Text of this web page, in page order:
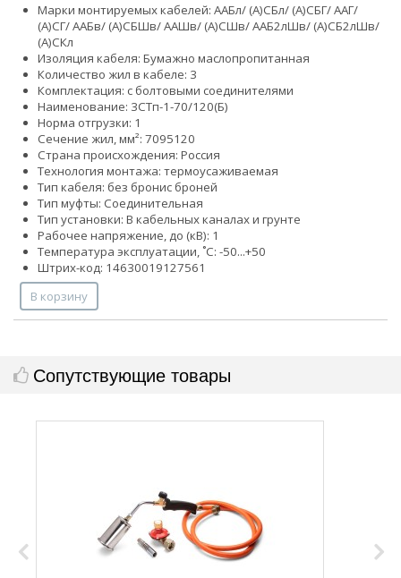
Марки монтируемых кабелей: ААБл/ (А)СБл/ (А)СБГ/ ААГ/
(А)СГ/ ААБв/ (А)СБШв/ ААШв/ (А)СШв/ ААБ2лШв/ (А)СБ2лШв/
(А)СКл
Изоляция кабеля: Бумажно маслопропитанная
Количество жил в кабеле: 3
Комплектация: с болтовыми соединителями
Наименование: 3СТп-1-70/120(Б)
Норма отгрузки: 1
Сечение жил, мм²: 7095120
Страна происхождения: Россия
Технология монтажа: термоусаживаемая
Тип кабеля: без бронис броней
Тип муфты: Соединительная
Тип установки: В кабельных каналах и грунте
Рабочее напряжение, до (кВ): 1
Температура эксплуатации, ˚С: -50...+50
Штрих-код: 14630019127561
В корзину
Сопутствующие товары